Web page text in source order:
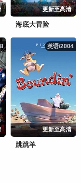
更新至高清
海底大冒险
英语/2004
英语/2004
更新至高清
跳跳羊